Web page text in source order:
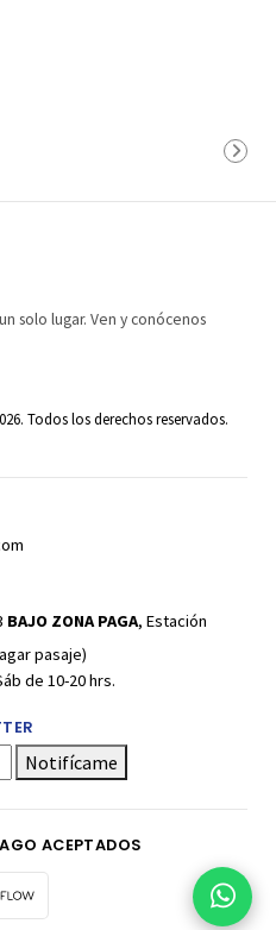
solo lugar. Ven y conócenos
Todos los derechos reservados.
BAJO ZONA PAGA, Estación
pasaje)
de 10-20 hrs.
Notifícame
ACEPTADOS